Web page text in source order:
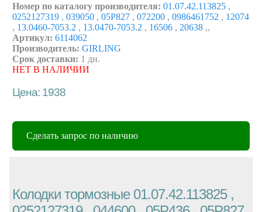
Номер по каталогу производителя: 01.07.42.113825 ,
0252127319 , 039050 , 05P827 , 072200 , 0986461752 , 12074
, 13.0460-7053.2 , 13.0470-7053.2 , 16506 , 20638 ,,
Артикул: 6114062
Производитель: GIRLING
Срок доставки: 1 дн.
НЕТ В НАЛИЧИИ
Цена: 1938
Сделать запрос по наличию
Колодки тормозные 01.07.42.113825 ,